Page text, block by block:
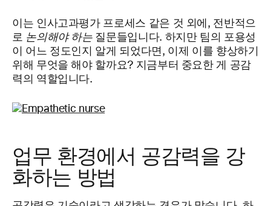
이는 인사고과평가 프로세스 같은 것 외에, 전반적으
로 논의해야 하는질문들입니다. 하지만 팀의 포용성
이 어느 정도인지 알게 되었다면, 이제 이를 향상하기
위해 무엇을 해야 할까요? 지금부터 중요한 게 공감
력의 역할입니다.
업무 환경에서 공감력을 강
화하는 방법